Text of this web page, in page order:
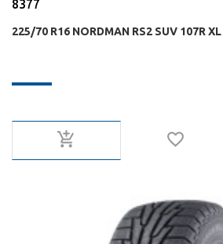
8377
225/70 R16 NORDMAN RS2 SUV 107R XL